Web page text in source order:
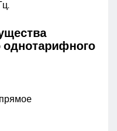
однотарифного